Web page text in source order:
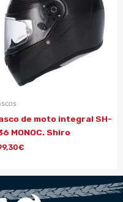
de moto integral SH-
MONOC. Shiro
€